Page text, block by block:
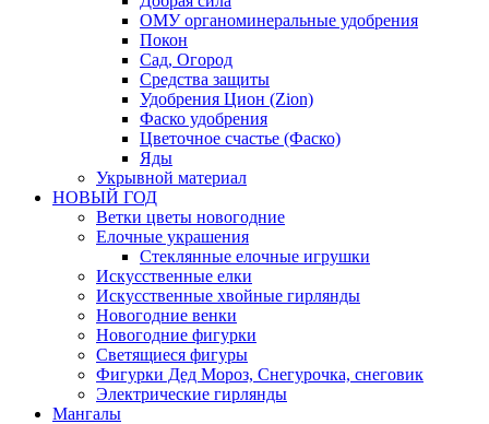
ОМУ органоминеральные удобрения
Покон
Сад, Огород
Средства защиты
Удобрения Цион (Zion)
Фаско удобрения
Цветочное счастье (Фаско)
Яды
Укрывной материал
НОВЫЙ ГОД
Ветки цветы новогодние
Елочные украшения
Стеклянные елочные игрушки
Искусственные елки
Искусственные хвойные гирлянды
Новогодние венки
Новогодние фигурки
Светящиеся фигуры
Фигурки Дед Мороз, Снегурочка, снеговик
Электрические гирлянды
Мангалы